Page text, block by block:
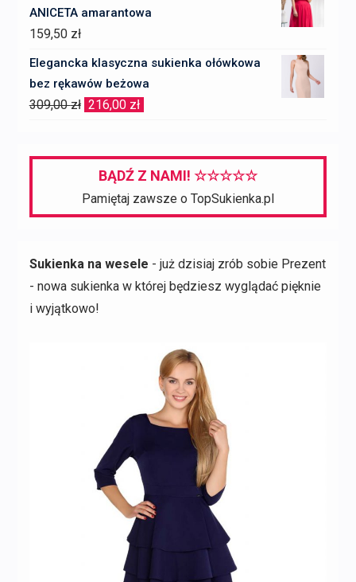
ANICETA amarantowa
159,50 zł
Elegancka klasyczna sukienka ołówkowa
bez rękawów beżowa
309,00zł Pierwotna
309,00 zł.
216,00 zł
216,00 zł.
BĄDŹ Z NAMI! ☆☆☆☆☆
Pamiętaj zawsze o TopSukienka.pl
Sukienka na wesele - już dzisiaj zrób sobie Prezent
- nowa sukienka w której będziesz wyglądać pięknie
i wyjątkowo!